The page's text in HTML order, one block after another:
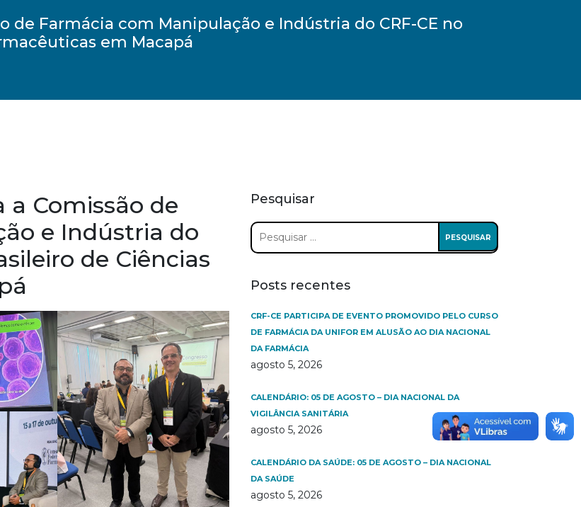
de Farmácia com Manipulação e Indústria do CRF-CE no
em Macapá
a Comissão de
e Indústria do
de Ciências
Pesquisar
Pesquisar
por:
Posts recentes
CRF-CE PARTICIPA DE EVENTO PROMOVIDO PELO CURSO
DE FARMÁCIA DA UNIFOR EM ALUSÃO AO DIA NACIONAL
DA FARMÁCIA
agosto 5, 2026
CALENDÁRIO: 05 DE AGOSTO – DIA NACIONAL DA
VIGILÂNCIA SANITÁRIA
agosto 5, 2026
CALENDÁRIO DA SAÚDE: 05 DE AGOSTO – DIA NACIONAL
DA SAÚDE
agosto 5, 2026